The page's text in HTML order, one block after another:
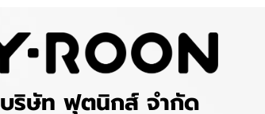
บริษัท ฟุตนิกส์ จำกัด